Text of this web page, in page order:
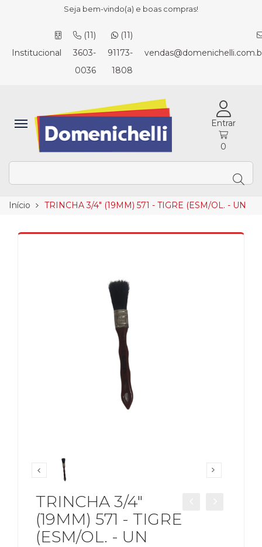
Seja bem-vindo(a) e boas compras!
Institucional
(11)
3603-
0036
(11)
91173-
1808
Entrar
0
Início TRINCHA 3/4" (19MM) 571 - TIGRE (ESM/OL. - UN
TRINCHA 3/4"
(19MM) 571 - TIGRE
(ESM/OL. - UN